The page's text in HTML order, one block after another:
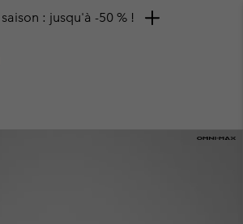
: jusqu'à -50 % !